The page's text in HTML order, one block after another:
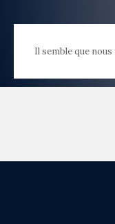
Il semble que